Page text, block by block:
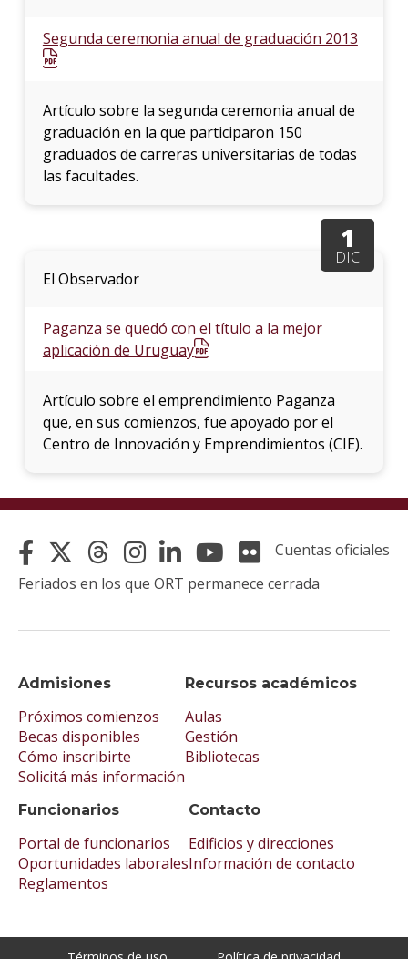
Segunda ceremonia anual de graduación 2013
Artículo sobre la segunda ceremonia anual de
graduación en la que participaron 150
graduados de carreras universitarias de todas
las facultades.
1
DIC
El Observador
Paganza se quedó con el título a la mejor
aplicación de Uruguay
Artículo sobre el emprendimiento Paganza
que, en sus comienzos, fue apoyado por el
Centro de Innovación y Emprendimientos (CIE).
Admisiones
Próximos comienzos
Becas disponibles
Cómo inscribirte
Solicitá más información
Recursos académicos
Aulas
Gestión
Bibliotecas
Funcionarios
Portal de funcionarios
Oportunidades laborales
Reglamentos
Contacto
Edificios y direcciones
Información de contacto
Cuentas oficiales
Feriados en los que ORT permanece cerrada